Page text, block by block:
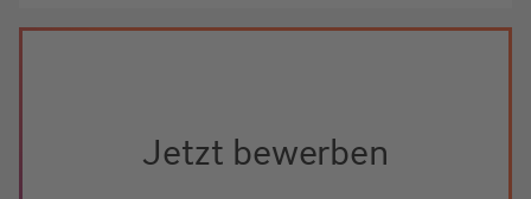
Jetzt bewerben